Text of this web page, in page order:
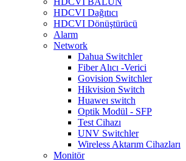
HDCVI Dağıtıcı
HDCVI Dönüştürücü
Alarm
Network
Dahua Switchler
Fiber Alıcı -Verici
Govision Switchler
Hikvision Switch
Huaweı switch
Optik Modül - SFP
Test Cihazı
UNV Switchler
Wireless Aktarım Cihazları
Monitör